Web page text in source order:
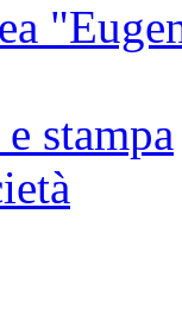
stampa